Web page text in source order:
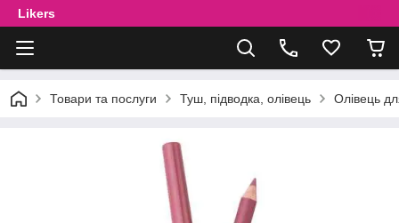
Likers
Товари та послуги Туш, підводка, олівець Олівець